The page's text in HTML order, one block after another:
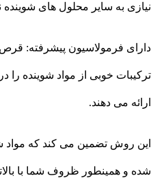
نیازی به سایر محلول های شوینده
دارای فرمولاسیون پیشرفته:
ترکیبات خوبی از مواد شوینده
ارائه می دهند.
این روش تضمین می کند که مواد
شده و همینطور ظروف شما با